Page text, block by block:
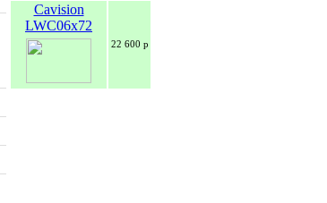
Cavision
LWC06x72
22 600 р